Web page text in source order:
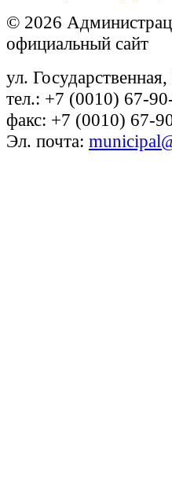
© 2026
официальный сайт
ул. Государственная,
тел.: +7 (0010) 67-
факс: +7 (0010) 67-
Эл. почта: